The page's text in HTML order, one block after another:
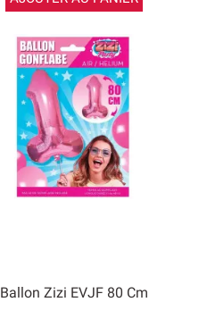
Ballon Zizi EVJF 80 Cm